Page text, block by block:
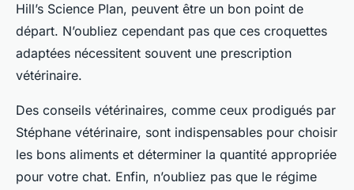
Hill’s Science Plan, peuvent être un bon point de
départ. N’oubliez cependant pas que ces croquettes
adaptées nécessitent souvent une prescription
vétérinaire.
Des conseils vétérinaires, comme ceux prodigués par
Stéphane vétérinaire, sont indispensables pour choisir
les bons aliments et déterminer la quantité appropriée
pour votre chat. Enfin, n’oubliez pas que le régime